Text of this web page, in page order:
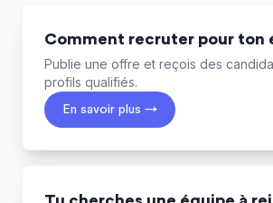
Comment recruter pour ton
Publie une offre et reçois des
profils qualifiés.
En savoir plus →